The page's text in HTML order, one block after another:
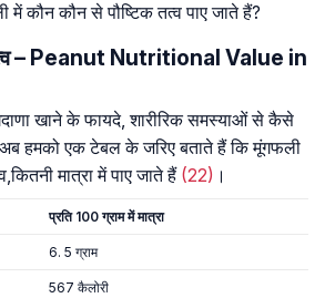
कौन कौन से पौष्टिक तत्व पाए जाते हैं?
– Peanut Nutritional Value in
खाने के फायदे, शारीरिक समस्याओं से कैसे
हमको एक टेबल के जरिए बताते हैं कि मूंगफली
मात्रा में पाए जाते हैं (22) ।
प्रति100ग्राम में मात्रा
6. 5 ग्राम
567 कैलोरी